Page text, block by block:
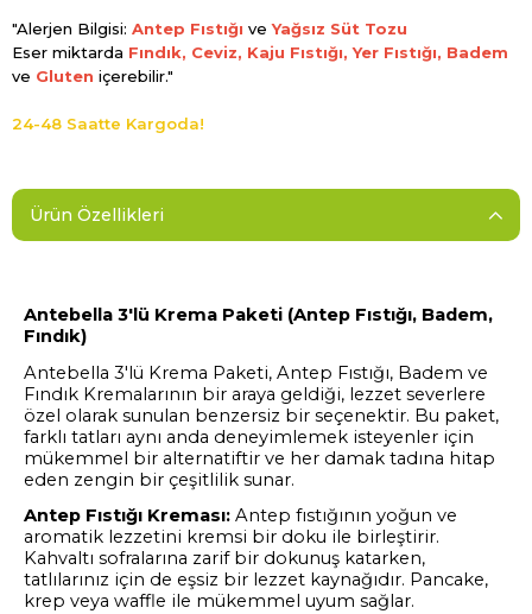
"Alerjen Bilgisi: Antep Fıstığı veYağsız Süt Tozu
Eser miktarda Fındık, Ceviz, Kaju Fıstığı, Yer Fıstığı, Badem
ve Gluten içerebilir."
24-48 Saatte Kargoda!
Ürün Özellikleri
Antebella 3'lü Krema Paketi (Antep Fıstığı, Badem,
Fındık)
Antebella 3'lü Krema Paketi, Antep Fıstığı, Badem ve
Fındık Kremalarının bir araya geldiği, lezzet severlere
özel olarak sunulan benzersiz bir seçenektir. Bu paket,
farklı tatları aynı anda deneyimlemek isteyenler için
mükemmel bir alternatiftir ve her damak tadına hitap
eden zengin bir çeşitlilik sunar.
Antep Fıstığı Kreması: Antep fıstığının yoğun ve
aromatik lezzetini kremsi bir doku ile birleştirir.
Kahvaltı sofralarına zarif bir dokunuş katarken,
tatlılarınız için de eşsiz bir lezzet kaynağıdır. Pancake,
krep veya waffle ile mükemmel uyum sağlar.